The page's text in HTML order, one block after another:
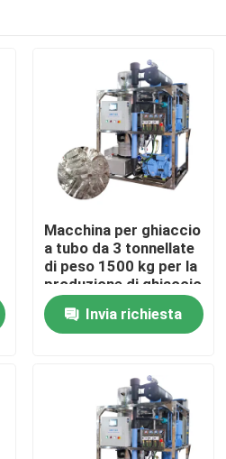
Macchina per ghiaccio
a tubo da 3 tonnellate
di peso 1500 kg per la
produzione di ghiaccio
alimentare in vendita e
prestazioniInvia richiesta